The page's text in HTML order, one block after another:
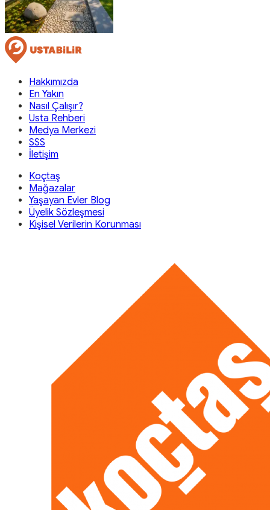
Hakkımızda
En Yakın
Nasıl Çalışır?
Usta Rehberi
Medya Merkezi
SSS
İletişim
Koçtaş
Mağazalar
Yaşayan Evler Blog
Üyelik Sözleşmesi
Kişisel Verilerin Korunması